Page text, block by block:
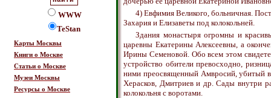
WWW
TeStan
Карты Москвы
Книги о Москве
Статьи о Москве
Музеи Москвы
Ресурсы о Москве
4) Евфимия Великого, больничная.
Захария и Елизаветы под колокольней.
Здания монастыря огромны и
царевны Екатерины Алексеевны, а
Ирины Семеновой. Обо всем этом
устройство обители превосходно,
ними преосвященный Амвросий, убитый
Херасков, Дмитриев и др. Сады внутри
колокольня с воротами.